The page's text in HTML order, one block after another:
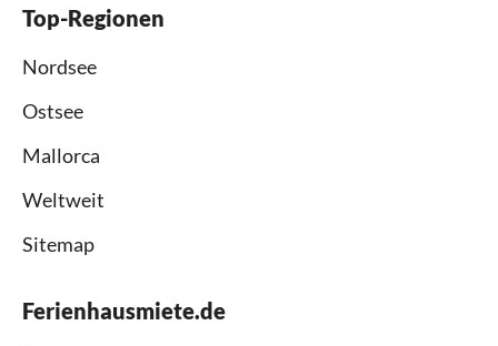
Top-Regionen
Nordsee
Ostsee
Mallorca
Weltweit
Sitemap
Ferienhausmiete.de